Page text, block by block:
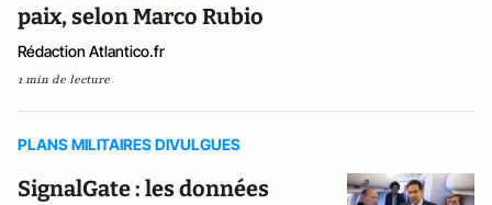
paix, selon Marco Rubio
Rédaction Atlantico.fr
1 min de lecture
PLANS MILITAIRES DIVULGUES
SignalGate : les données